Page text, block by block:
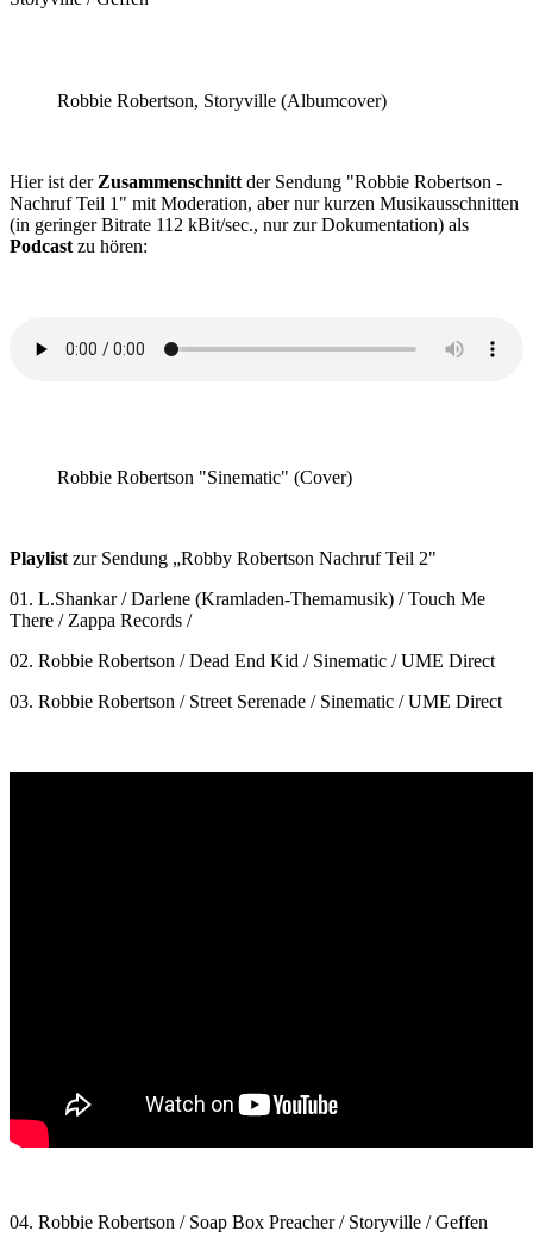
Robbie Robertson, Storyville (Albumcover)
Hier ist der Zusammenschnitt der Sendung "Robbie Robertson -
Nachruf Teil 1" mit Moderation, aber nur kurzen Musikausschnitten
(in geringer Bitrate 112 kBit/sec., nur zur Dokumentation) als
Podcast zu hören:
Robbie Robertson "Sinematic" (Cover)
Playlist zur Sendung „Robby Robertson Nachruf Teil 2"
01. L.Shankar / Darlene (Kramladen-Themamusik) / Touch Me
There / Zappa Records /
02. Robbie Robertson / Dead End Kid / Sinematic / UME Direct
03. Robbie Robertson / Street Serenade / Sinematic / UME Direct
04. Robbie Robertson / Soap Box Preacher / Storyville / Geffen